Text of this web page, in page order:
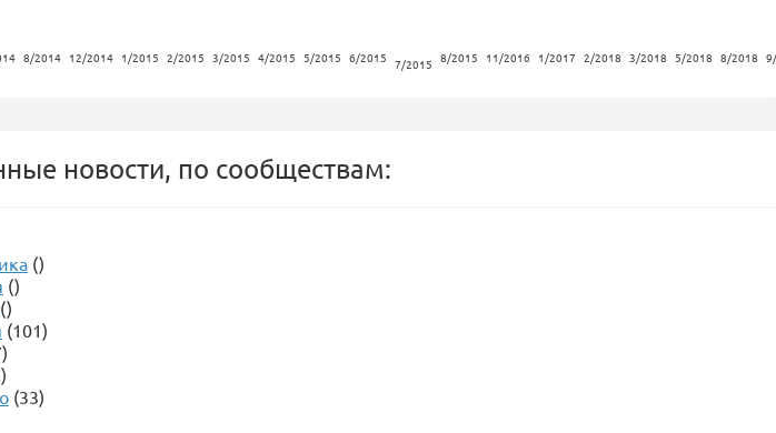
8/2014 12/2014 1/2015 2/2015 3/2015 4/2015 5/2015 6/2015 7/2015 8/2015 11/2016 1/2017 2/2018 3/2018 5/2018 8/2018
новости, по сообществам:
()
()
()
(101)
(33)